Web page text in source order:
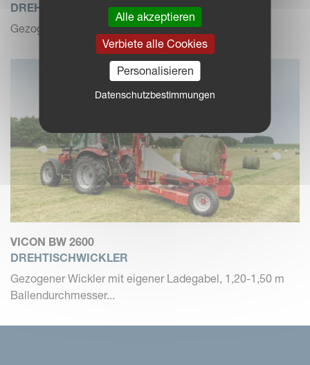
DREHTISCHWICKLER
Gezogener Wickler, 1,20-1,50 m Ballendurchmesser
VICON BW 2600
DREHTISCHWICKLER
Gezogener Wickler mit eigener Ladegabel, 1,20-1,50 m
Ballendurchmesser...
Alle akzeptieren
Verbiete alle Cookies
Personalisieren
Datenschutzbestimmungen